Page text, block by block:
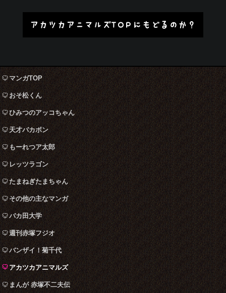
アカツカアニマルズTOPにもどるのか？
マンガTOP
おそ松くん
ひみつのアッコちゃん
天才バカボン
もーれつア太郎
レッツラゴン
たまねぎたまちゃん
その他の主なマンガ
バカ田大学
週刊赤塚フジオ
バンザイ！菊千代
アカツカアニマルズ
まんが 赤塚不二夫伝